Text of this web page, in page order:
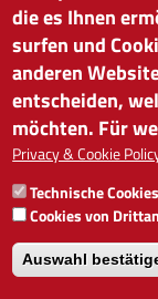
Südtiroler
Tel. 0471 945
MwSt.-Nr.:
INSTITUT FÜR
MwSt.-Nr.:
die es Ihnen
surfen und
anderen
entscheiden,
möchten. Für
Privacy & Cookie
Technische Cookies
Cookies von
Auswahl